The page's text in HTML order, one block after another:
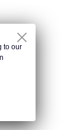
to our